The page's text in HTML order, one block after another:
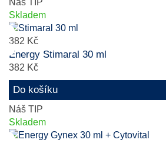
Náš TIP
Skladem
382 Kč
Energy Stimaral 30 ml
382 Kč
Do košíku
Náš TIP
Skladem